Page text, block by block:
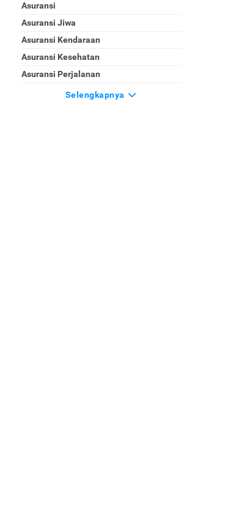
Asuransi
Asuransi Jiwa
Asuransi Kendaraan
Asuransi Kesehatan
Asuransi Perjalanan
Selengkapnya